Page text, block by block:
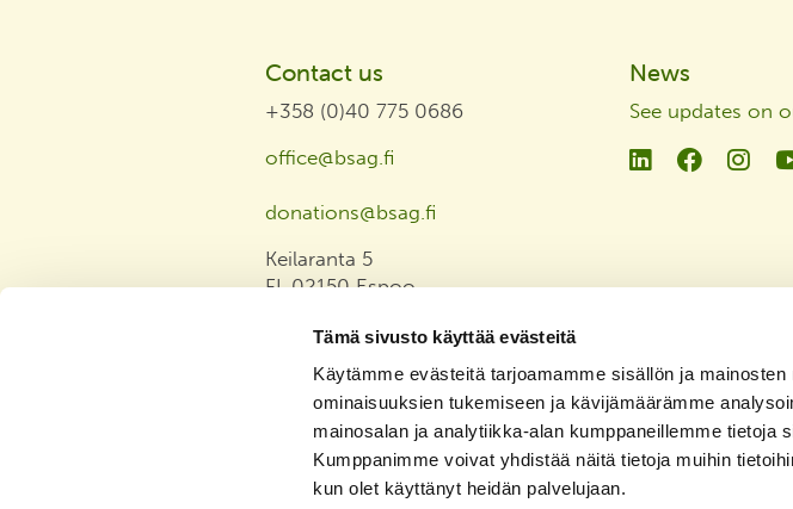
Tämä sivusto käyttää evästeitä
Käytämme evästeitä tarjoamamme sisällön ja
ominaisuuksien tukemiseen ja kävijämäärämme
mainosalan ja analytiikka-alan kumppaneillemme tietoja
Kumppanimme voivat yhdistää näitä tietoja muihin
kun olet käyttänyt heidän palvelujaan.
Contact us
+358 (0)40 775 0686
office@bsag.fi
donations@bsag.fi
Keilaranta 5
FI-02150 Espoo
Privacy Statement
Tasa-arvo ja yhdenvertaisuus
julkilausuma
News
See updates on
Linkedin